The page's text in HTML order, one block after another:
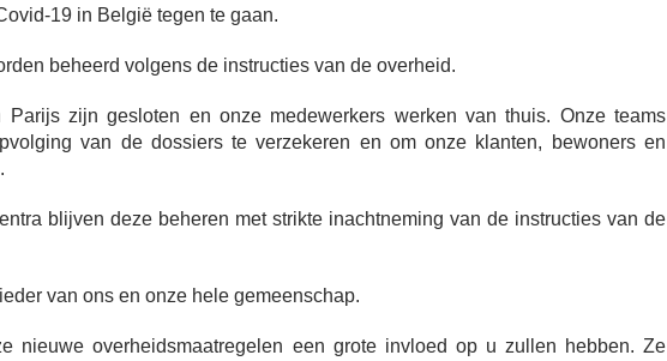
19 in België tegen te gaan.
beheerd volgens de instructies van de overheid.
zijn gesloten en onze medewerkers werken van thuis. Onze teams
van de dossiers te verzekeren en om onze klanten, bewoners en
blijven deze beheren met strikte inachtneming van de instructies van de
van ons en onze hele gemeenschap.
nieuwe overheidsmaatregelen een grote invloed op u zullen hebben. Ze